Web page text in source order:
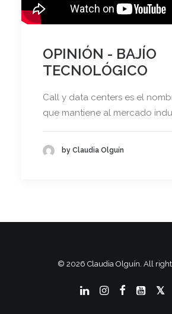
OPINIÓN - BAJÍO
TECNOLÓGICO
Call y data centers es el
que mantiene al mercado
by Claudia Olguín
© 2026 Claudia Olguín. All